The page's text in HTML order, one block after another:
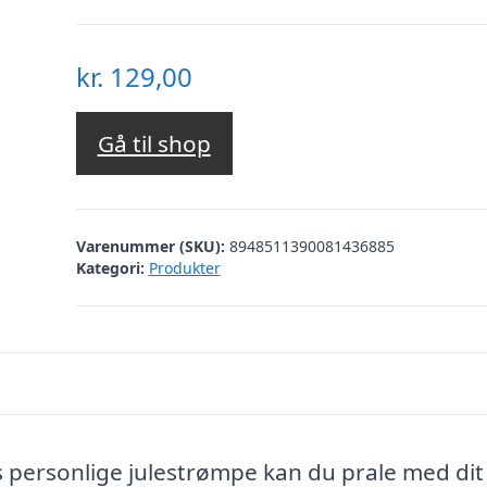
kr. 129,00
Gå til shop
Varenummer (SKU): 8948511390081436885
Kategori: Produkter
julestrømpe kan du prale med dit